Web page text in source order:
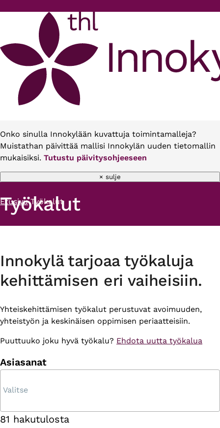
Onko sinulla Innokylään kuvattuja toimintamalleja?
Muistathan päivittää mallisi Innokylän uuden tietomallin
mukaisiksi. Tutustu päivitysohjeeseen
× sulje
Murupolku
Etusivu Työkalut
Työkalut
Innokylä tarjoaa työkaluja
kehittämisen eri vaiheisiin.
Yhteiskehittämisen työkalut perustuvat avoimuuden,
yhteistyön ja keskinäisen oppimisen periaatteisiin.
Puuttuuko joku hyvä työkalu? Ehdota uutta työkalua
Asiasanat
81 hakutulosta